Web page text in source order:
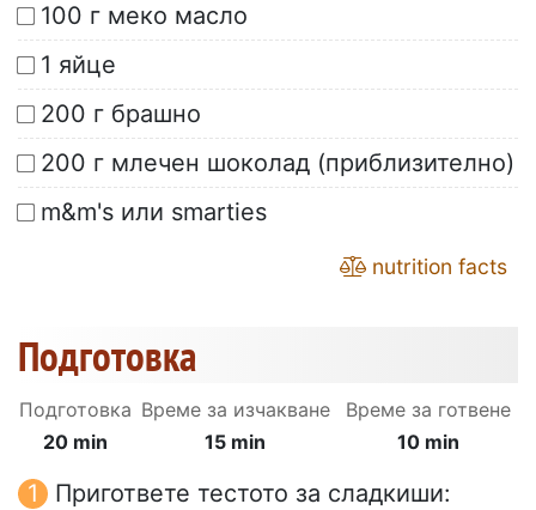
100 г меко масло
1 яйце
200 г брашно
200 г млечен шоколад (приблизително)
m&m's или smarties
nutrition facts
Подготовка
Подготовка
20 min
Време за изчакване
15 min
Време за готвене
10 min
Пригответе тестото за сладкиши: